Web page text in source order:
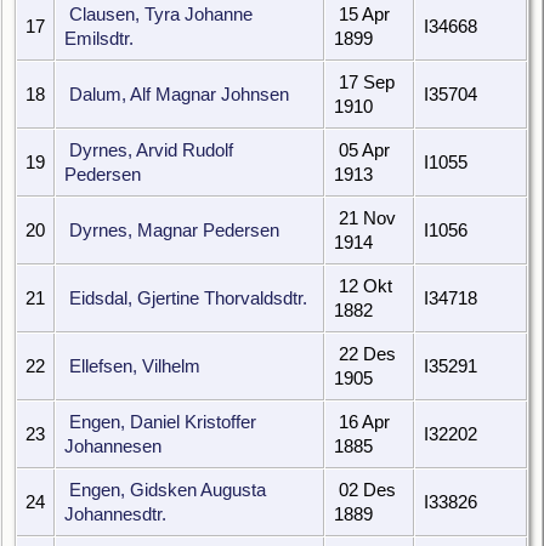
17
Clausen, Tyra Johanne
Emilsdtr.
15 Apr
1899
I34668
18 Dalum, Alf Magnar Johnsen
17 Sep
1910
I35704
19
Dyrnes, Arvid Rudolf
Pedersen
05 Apr
1913
I1055
20 Dyrnes, Magnar Pedersen
21 Nov
1914
I1056
21 Eidsdal, Gjertine Thorvaldsdtr.
12 Okt
1882
I34718
22 Ellefsen, Vilhelm
22 Des
1905
I35291
23
Engen, Daniel Kristoffer
Johannesen
16 Apr
1885
I32202
24
Engen, Gidsken Augusta
Johannesdtr.
02 Des
1889
I33826